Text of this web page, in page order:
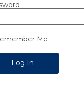
Me